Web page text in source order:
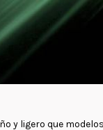
y ligero que